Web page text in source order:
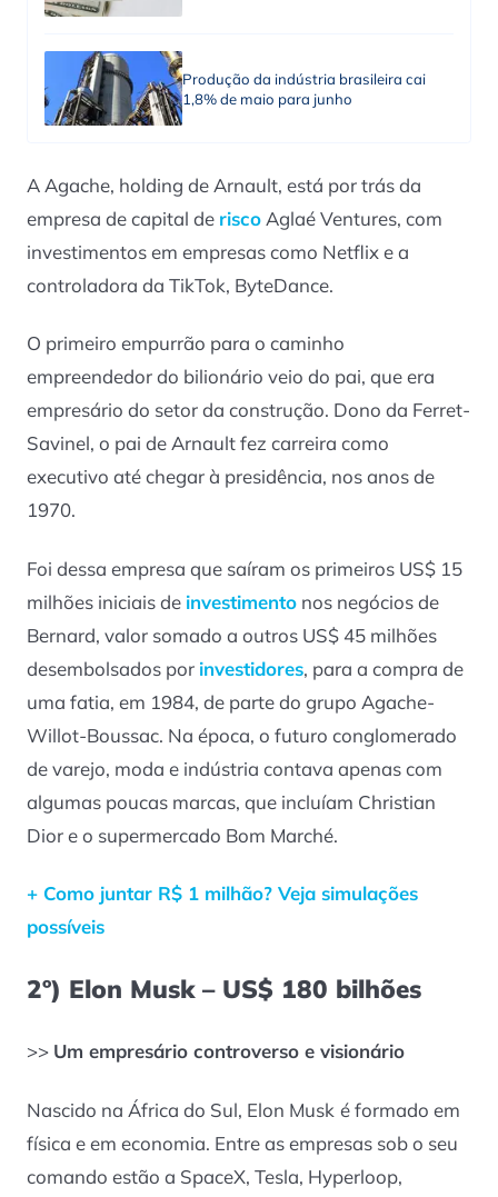
Produção da indústria brasileira cai
1,8% de maio para junho
A Agache, holding de Arnault, está por trás da
empresa de capital de risco Aglaé Ventures, com
investimentos em empresas como Netflix e a
controladora da TikTok, ByteDance.
O primeiro empurrão para o caminho
empreendedor do bilionário veio do pai, que era
empresário do setor da construção. Dono da Ferret-
Savinel, o pai de Arnault fez carreira como
executivo até chegar à presidência, nos anos de
1970.
Foi dessa empresa que saíram os primeiros US$ 15
milhões iniciais de investimento nos negócios de
Bernard, valor somado a outros US$ 45 milhões
desembolsados por investidores, para a compra de
uma fatia, em 1984, de parte do grupo Agache-
Willot-Boussac. Na época, o futuro conglomerado
de varejo, moda e indústria contava apenas com
algumas poucas marcas, que incluíam Christian
Dior e o supermercado Bom Marché.
+ Como juntar R$ 1 milhão? Veja simulações
possíveis
2º) Elon Musk – US$ 180 bilhões
>> Um empresário controverso e visionário
Nascido na África do Sul, Elon Musk é formado em
física e em economia. Entre as empresas sob o seu
comando estão a SpaceX, Tesla, Hyperloop,